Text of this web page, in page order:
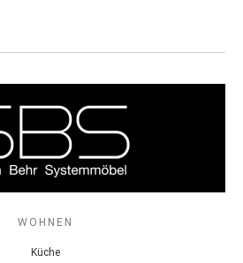
WOHNEN
Küche